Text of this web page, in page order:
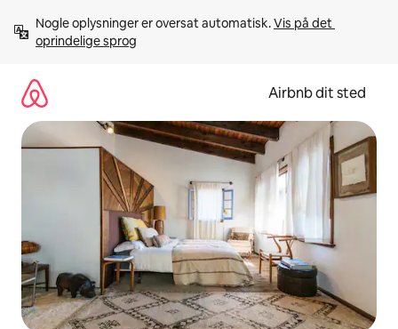
videre
Nogle oplysninger er oversat automatisk. Vis på det
oprindelige sprog
Airbnb dit sted